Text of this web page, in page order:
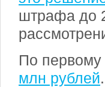
штрафа до
По первому
млн рублей